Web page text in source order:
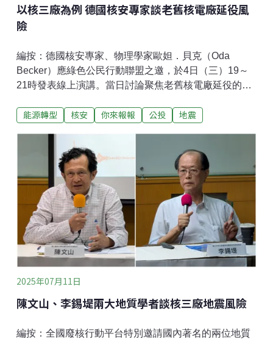
以核三廠為例 德國核安專家談老舊核電廠延役風
險
編按：德國核安專家、物理學家歐妲．貝克（Oda
Becker）應綠色公民行動聯盟之邀，於4日（三）19～
21時發表線上演講。當日討論聚焦老舊核電廠延役的風
以供各界理解核三延役，所帶來的核安衝擊與挑戰。下
克的原意。今天的報告分成幾個部分，首先介紹我所屬
的組織、國際核子風險評估組織（International Nuclear
Risk Assessment Group，INRAG）。再針對馬鞍山核
電廠（核三廠）談機組老化。我所談的老化，涉及物理
老化和老化管理，乃至於技術與概念的老化。為因應老
化，核電廠機組可以改裝，不過改裝是有極限。另外我
會談核電廠概率安全評估（PSA），以及地震風險，並
做出今天的結論。我是國際核子風險評估組織的成員，
曾擔任歐盟核電廠壓
能源轉型 核安 你來報報 公投 地震
2025年07月11日
陳文山、李錫堤兩大地質學者談核三廠地震風險
編按：全國廢核行動平台特別邀請國內著名的兩位地質